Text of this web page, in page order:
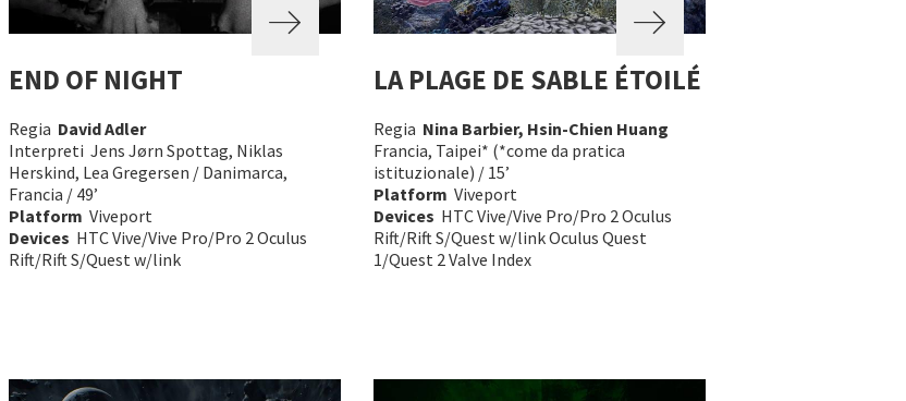
END OF NIGHT
Regia David Adler
Interpreti Jens Jørn Spottag, Niklas
Herskind, Lea Gregersen / Danimarca,
Francia / 49’
Platform Viveport
Devices HTC Vive/Vive Pro/Pro 2 Oculus
Rift/Rift S/Quest w/link
LA PLAGE DE SABLE ÉTOILÉ
Regia Nina Barbier, Hsin-Chien Huang
Francia, Taipei* (*come da pratica
istituzionale) / 15’
Platform Viveport
Devices HTC Vive/Vive Pro/Pro 2 Oculus
Rift/Rift S/Quest w/link Oculus Quest
1/Quest 2 Valve Index